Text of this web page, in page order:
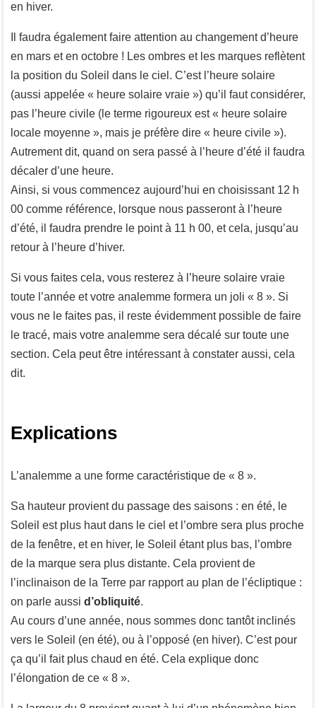
en hiver.
Il faudra également faire attention au changement d’heure
en mars et en octobre ! Les ombres et les marques reflètent
la position du Soleil dans le ciel. C’est l’heure solaire
(aussi appelée « heure solaire vraie ») qu’il faut considérer,
pas l’heure civile (le terme rigoureux est « heure solaire
locale moyenne », mais je préfère dire « heure civile »).
Autrement dit, quand on sera passé à l’heure d’été il faudra
décaler d’une heure.
Ainsi, si vous commencez aujourd’hui en choisissant 12 h
00 comme référence, lorsque nous passeront à l’heure
d’été, il faudra prendre le point à 11 h 00, et cela, jusqu’au
retour à l’heure d’hiver.
Si vous faites cela, vous resterez à l’heure solaire vraie
toute l’année et votre analemme formera un joli « 8 ». Si
vous ne le faites pas, il reste évidemment possible de faire
le tracé, mais votre analemme sera décalé sur toute une
section. Cela peut être intéressant à constater aussi, cela
dit.
Explications
L’analemme a une forme caractéristique de « 8 ».
Sa hauteur provient du passage des saisons : en été, le
Soleil est plus haut dans le ciel et l’ombre sera plus proche
de la fenêtre, et en hiver, le Soleil étant plus bas, l’ombre
de la marque sera plus distante. Cela provient de
l’inclinaison de la Terre par rapport au plan de l’écliptique :
on parle aussi d’obliquité.
Au cours d’une année, nous sommes donc tantôt inclinés
vers le Soleil (en été), ou à l’opposé (en hiver). C’est pour
ça qu’il fait plus chaud en été. Cela explique donc
l’élongation de ce « 8 ».